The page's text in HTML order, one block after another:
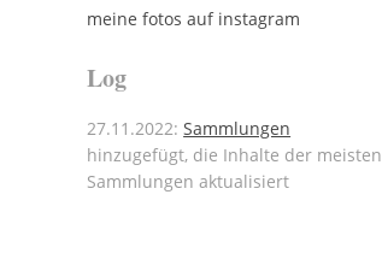
meine fotos auf instagram
Log
27.11.2022:Sammlungen
hinzugefügt, die Inhalte der meisten
Sammlungen aktualisiert